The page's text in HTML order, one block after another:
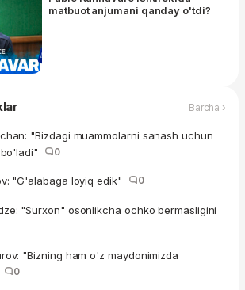
matbuot anjumani qanday o'tdi?
Barcha ›
"Bizdagi muammolarni sanash uchun
0
"G'alabaga loyiq edik" 0
"Surxon" osonlikcha ochko bermasligini
"Bizning ham o'z maydonimizda
0